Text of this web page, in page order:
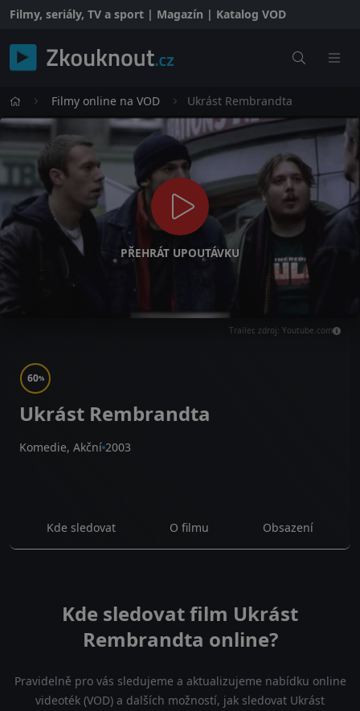
Filmy, seriály, TV a sport | Magazín | Katalog VOD
Filmy online na VOD Ukrást Rembrandta
PŘEHRÁT UPOUTÁVKU
Trailer, zdroj: Youtube.com
60%
Ukrást Rembrandta
Komedie, Akční 2003
Kde sledovat O filmu Obsazení
Kde sledovat film Ukrást
Rembrandta online?
Pravidelně pro vás sledujeme a aktualizujeme nabídku online
videoték (VOD) a dalších možností, jak sledovat Ukrást